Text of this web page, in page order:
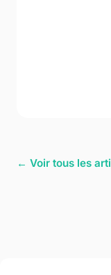
← Voir tous les